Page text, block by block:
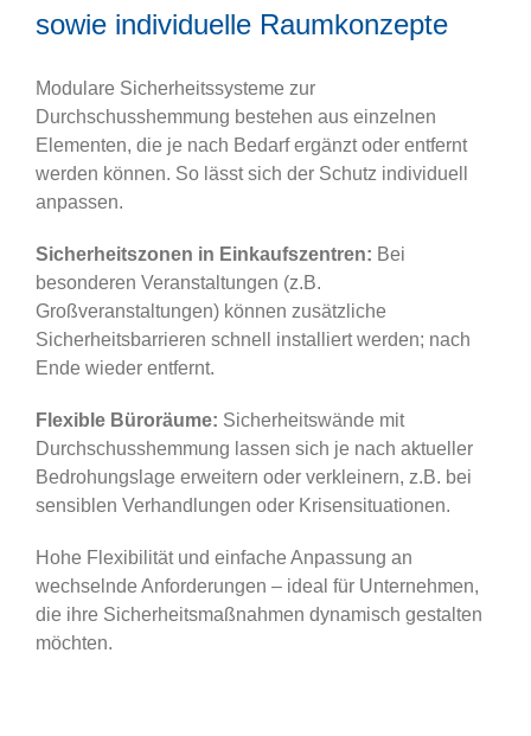
sowie individuelle Raumkonzepte
Modulare Sicherheitssysteme zur
Durchschusshemmung bestehen aus einzelnen
Elementen, die je nach Bedarf ergänzt oder entfernt
werden können. So lässt sich der Schutz individuell
anpassen.
Sicherheitszonen in Einkaufszentren: Bei
besonderen Veranstaltungen (z.B.
Großveranstaltungen) können zusätzliche
Sicherheitsbarrieren schnell installiert werden; nach
Ende wieder entfernt.
Flexible Büroräume: Sicherheitswände mit
Durchschusshemmung lassen sich je nach aktueller
Bedrohungslage erweitern oder verkleinern, z.B. bei
sensiblen Verhandlungen oder Krisensituationen.
Hohe Flexibilität und einfache Anpassung an
wechselnde Anforderungen – ideal für Unternehmen,
die ihre Sicherheitsmaßnahmen dynamisch gestalten
möchten.